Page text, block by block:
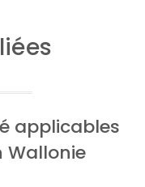
applicables
Wallonie